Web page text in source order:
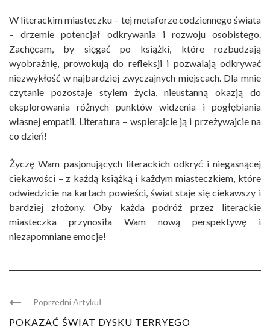
W literackim miasteczku – tej metaforze codziennego świata
– drzemie potencjał odkrywania i rozwoju osobistego.
Zachęcam, by sięgać po książki, które rozbudzają
wyobraźnię, prowokują do refleksji i pozwalają odkrywać
niezwykłość w najbardziej zwyczajnych miejscach. Dla mnie
czytanie pozostaje stylem życia, nieustanną okazją do
eksplorowania różnych punktów widzenia i pogłębiania
własnej empatii. Literatura – wspierajcie ją i przeżywajcie na
co dzień!
Życzę Wam pasjonujących literackich odkryć i niegasnącej
ciekawości – z każdą książką i każdym miasteczkiem, które
odwiedzicie na kartach powieści, świat staje się ciekawszy i
bardziej złożony. Oby każda podróż przez literackie
miasteczka przynosiła Wam nową perspektywę i
niezapomniane emocje!
Poprzedni Artykuł
POKAZAĆ ŚWIAT DYSKU TERRYEGO